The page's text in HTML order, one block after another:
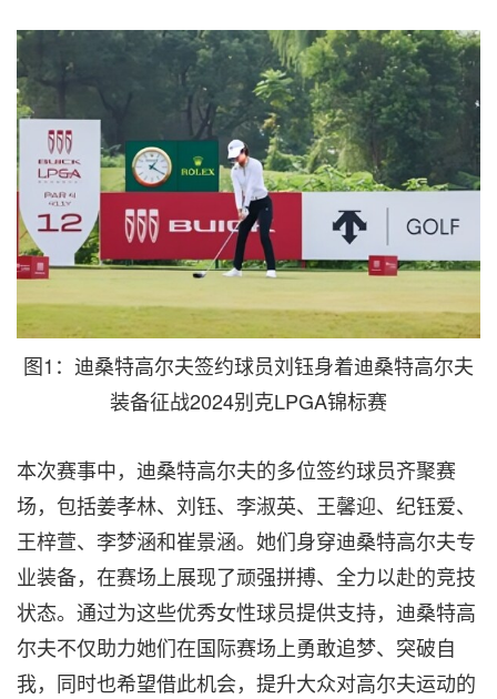
图1：迪桑特高尔夫签约球员刘钰身着迪桑特高尔夫
装备征战2024别克LPGA锦标赛
本次赛事中，迪桑特高尔夫的多位签约球员齐聚赛
场，包括姜孝林、刘钰、李淑英、王馨迎、纪钰爱、
王梓萱、李梦涵和崔景涵。她们身穿迪桑特高尔夫专
业装备，在赛场上展现了顽强拼搏、全力以赴的竞技
状态。通过为这些优秀女性球员提供支持，迪桑特高
尔夫不仅助力她们在国际赛场上勇敢追梦、突破自
我，同时也希望借此机会，提升大众对高尔夫运动的